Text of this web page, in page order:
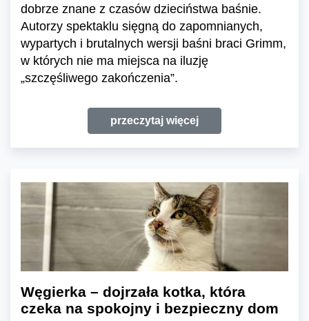
dobrze znane z czasów dzieciństwa baśnie.
Autorzy spektaklu sięgną do zapomnianych,
wypartych i brutalnych wersji baśni braci Grimm,
w których nie ma miejsca na iluzję
„szczęśliwego zakończenia”.
przeczytaj więcej
Węgierka – dojrzała kotka, która
czeka na spokojny i bezpieczny dom